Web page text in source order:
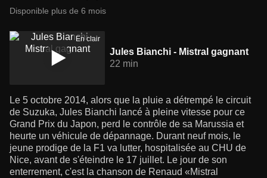
Disponible plus de 6 mois
En clair
Jules Bianchi - Mistral gagnant
22 min
Le 5 octobre 2014, alors que la pluie a détrempé le circuit
de Suzuka, Jules Bianchi lancé à pleine vitesse pour ce
Grand Prix du Japon, perd le contrôle de sa Marussia et
heurte un véhicule de dépannage. Durant neuf mois, le
jeune prodige de la F1 va lutter, hospitalisée au CHU de
Nice, avant de s'éteindre le 17 juillet. Le jour de son
enterrement, c'est la chanson de Renaud «Mistral